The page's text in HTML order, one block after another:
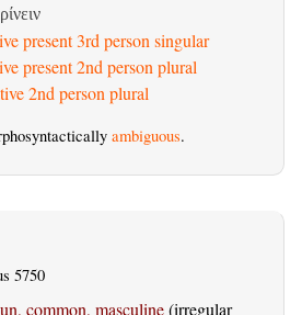
present 3rd person singular
present 2nd person plural
2nd person plural
ambiguous.
5750
common, masculine(irregular